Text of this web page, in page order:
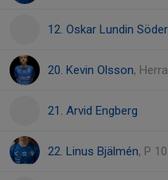
12. Oskar Lundin
20. Kevin Olsson,
21. Arvid Engberg
22. Linus Bjälmén, P 10